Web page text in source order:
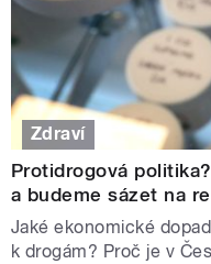
Zdraví
Protidrogová
a budeme sázet na
Jaké ekonomické
k drogám? Proč je v